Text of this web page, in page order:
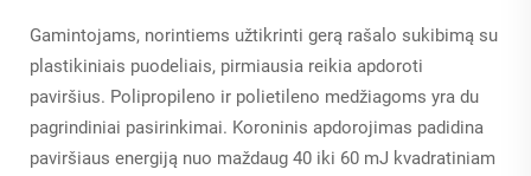
Gamintojams, norintiems užtikrinti gerą rašalo sukibimą su
plastikiniais puodeliais, pirmiausia reikia apdoroti
paviršius. Polipropileno ir polietileno medžiagoms yra du
pagrindiniai pasirinkimai. Koroninis apdorojimas padidina
paviršiaus energiją nuo maždaug 40 iki 60 mJ kvadratiniam